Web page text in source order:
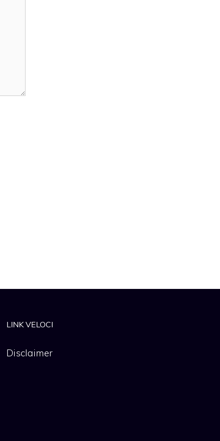
LINK VELOCI
Disclaimer